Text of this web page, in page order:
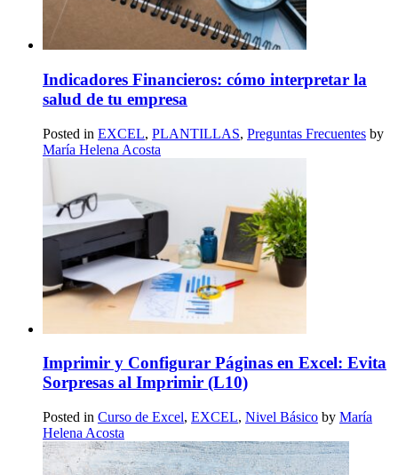
Indicadores Financieros: cómo interpretar la
salud de tu empresa
Posted in EXCEL, PLANTILLAS, Preguntas Frecuentes by
María Helena Acosta
Imprimir y Configurar Páginas en Excel: Evita
Sorpresas al Imprimir (L10)
Posted in Curso de Excel, EXCEL, Nivel Básico by María
Helena Acosta